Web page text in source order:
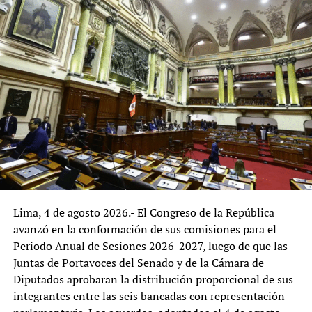
Diversos especialistas señalan que la participación de
productores de la agricultura familiar, agricultores,
organizaciones agrarias, juntas de usuarios de riego,
cooperativas, agroexportadores, trabajadores agrarios,
comerciantes y empresas de la cadena agroalimentaria
podría enriquecer el diagnóstico, al incorporar la
experiencia de quienes interactúan de manera
permanente con los servicios que brinda el ministerio.
La reorganización del MIDAGRI representa una
adecuarla a los desafíos del desarrollo agrario. El
principal reto será que las reformas logren combinar
eficiencia administrativa, alineamiento con las políticas
nacionales y una amplia participación de los actores del
sector, con el propósito de consolidar una institución
orientada a responder de manera más efectiva a las
Lima, 4 de agosto 2026.- El Congreso de la República
avanzó en la conformación de sus comisiones para el
Periodo Anual de Sesiones 2026-2027, luego de que las
Juntas de Portavoces del Senado y de la Cámara de
Diputados aprobaran la distribución proporcional de sus
integrantes entre las seis bancadas con representación